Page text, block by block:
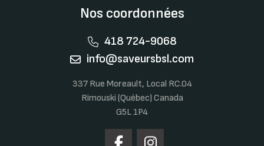
Nos coordonnées
418 724-9068
info@saveursbsl.com
337 Rue Moreault, Local RC.04
Rimouski (Québec) Canada
G5L 1P4